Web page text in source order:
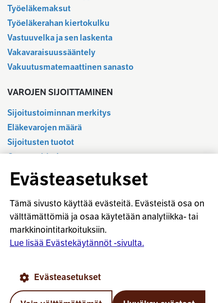
Työeläkemaksut
Työeläkerahan kiertokulku
Vastuuvelka ja sen laskenta
Vakavaraisuussääntely
Vakuutusmatemaattinen sanasto
VAROJEN SIJOITTAMINEN
Sijoitustoiminnan merkitys
Eläkevarojen määrä
Sijoitusten tuotot
Osavuositiedot
Tilastotietokanta
Sijoitustoiminnan sääntely
Vastuullinen sijoittaminen
Sijoitussanasto
Osaketuoton ennakointi
Evästekäytännöt
Evästeasetukset
Tämä sivusto käyttää evästeitä. Evästeistä osa on
välttämättömiä ja osaa käytetään analytiikka- tai
markkinointitarkoituksiin.
Lue lisää Evästekäytännöt -sivulta.
Evästeasetukset